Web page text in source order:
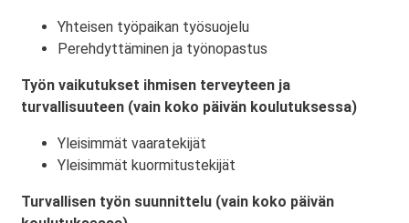
Yhteisen työpaikan työsuojelu
Perehdyttäminen ja työnopastus
Työn vaikutukset ihmisen terveyteen ja
turvallisuuteen (vain koko päivän koulutuksessa)
Yleisimmät vaaratekijät
Yleisimmät kuormitustekijät
Turvallisen työn suunnittelu (vain koko päivän